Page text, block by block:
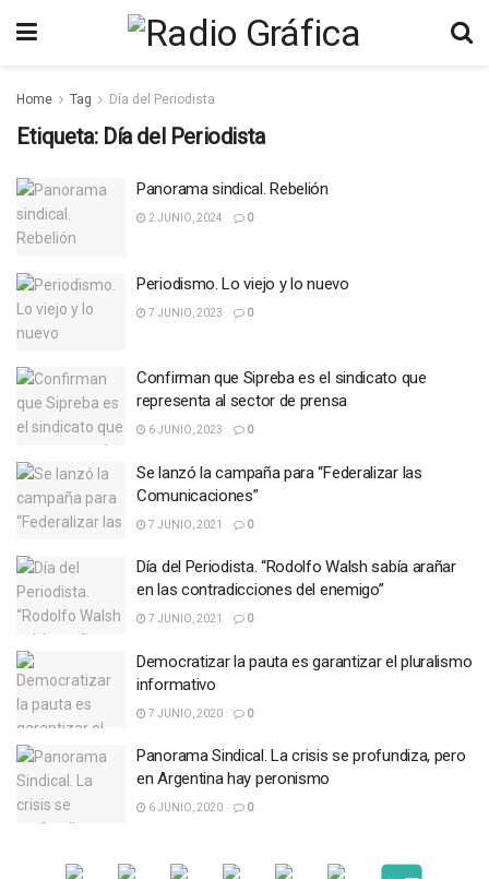
Home Tag Día del Periodista
Etiqueta: Día del Periodista
Panorama sindical. Rebelión
2 JUNIO, 2024 0
Periodismo. Lo viejo y lo nuevo
7 JUNIO, 2023 0
Confirman que Sipreba es el sindicato que
representa al sector de prensa
6 JUNIO, 2023 0
Se lanzó la campaña para “Federalizar las
Comunicaciones”
7 JUNIO, 2021 0
Día del Periodista. “Rodolfo Walsh sabía arañar
en las contradicciones del enemigo”
7 JUNIO, 2021 0
Democratizar la pauta es garantizar el pluralismo
informativo
7 JUNIO, 2020 0
Panorama Sindical. La crisis se profundiza, pero
en Argentina hay peronismo
6 JUNIO, 2020 0